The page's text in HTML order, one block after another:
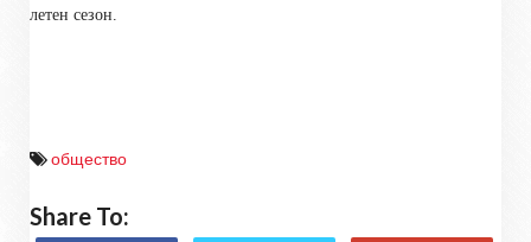
летен сезон.
общество
Share To: